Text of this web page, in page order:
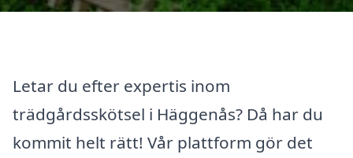
Letar du efter expertis inom
trädgårdsskötsel i Häggenås? Då har du
kommit helt rätt! Vår plattform gör det